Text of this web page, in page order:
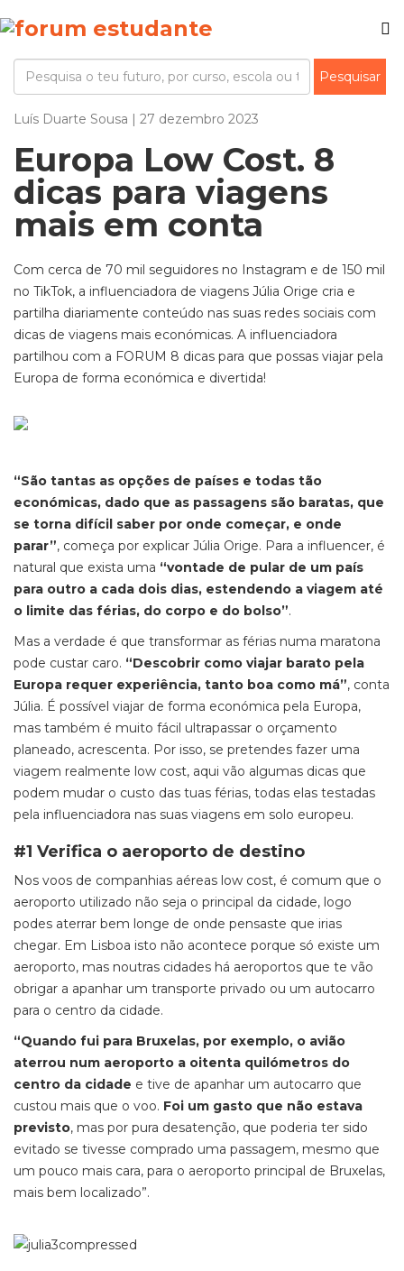
Luís Duarte Sousa | 27 dezembro 2023
Europa Low Cost. 8
dicas para viagens
mais em conta
Com cerca de 70 mil seguidores no Instagram e de 150 mil
no TikTok, a influenciadora de viagens Júlia Orige cria e
partilha diariamente conteúdo nas suas redes sociais com
dicas de viagens mais económicas. A influenciadora
partilhou com a FORUM 8 dicas para que possas viajar pela
Europa de forma económica e divertida!
“São tantas as opções de países e todas tão
económicas, dado que as passagens são baratas, que
se torna difícil saber por onde começar, e onde
parar”, começa por explicar Júlia Orige. Para a influencer, é
natural que exista uma “vontade de pular de um país
para outro a cada dois dias, estendendo a viagem até
o limite das férias, do corpo e do bolso”.
Mas a verdade é que transformar as férias numa maratona
pode custar caro. “Descobrir como viajar barato pela
Europa requer experiência, tanto boa como má”, conta
Júlia. É possível viajar de forma económica pela Europa,
mas também é muito fácil ultrapassar o orçamento
planeado, acrescenta. Por isso, se pretendes fazer uma
viagem realmente low cost, aqui vão algumas dicas que
podem mudar o custo das tuas férias, todas elas testadas
pela influenciadora nas suas viagens em solo europeu.
#1 Verifica o aeroporto de destino
Nos voos de companhias aéreas low cost, é comum que o
aeroporto utilizado não seja o principal da cidade, logo
podes aterrar bem longe de onde pensaste que irias
chegar. Em Lisboa isto não acontece porque só existe um
aeroporto, mas noutras cidades há aeroportos que te vão
obrigar a apanhar um transporte privado ou um autocarro
para o centro da cidade.
“Quando fui para Bruxelas, por exemplo, o avião
aterrou num aeroporto a oitenta quilómetros do
centro da cidade e tive de apanhar um autocarro que
custou mais que o voo. Foi um gasto que não estava
previsto, mas por pura desatenção, que poderia ter sido
evitado se tivesse comprado uma passagem, mesmo que
um pouco mais cara, para o aeroporto principal de Bruxelas,
mais bem localizado”.